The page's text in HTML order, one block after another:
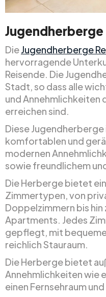
DieJugendherberge
hervorragende
Reisende. Die
Stadt, so dass alle
und Annehmlichkeiten
erreichen sind.
Diese
komfortablen und
modernen
sowie freundlichem
Die Herberge bietet
Zimmertypen, von
Doppelzimmern bis hin
Apartments. Jedes
gepflegt, mit
reichlich Stauraum.
Die Herberge bietet
Annehmlichkeiten wie
einen Fernsehraum